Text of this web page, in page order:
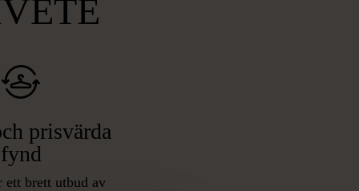
prisvärda
fynd
ett brett utbud av